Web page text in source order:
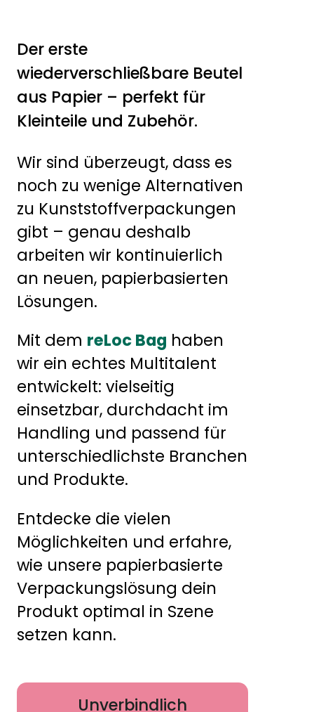
Der erste
wiederverschließbare Beutel
aus Papier – perfekt für
Kleinteile und Zubehör.
Wir sind überzeugt, dass es
noch zu wenige Alternativen
zu Kunststoffverpackungen
gibt – genau deshalb
arbeiten wir kontinuierlich
an neuen, papierbasierten
Lösungen.
Mit dem reLoc Bag haben
wir ein echtes Multitalent
entwickelt: vielseitig
einsetzbar, durchdacht im
Handling und passend für
unterschiedlichste Branchen
und Produkte.
Entdecke die vielen
Möglichkeiten und erfahre,
wie unsere papierbasierte
Verpackungslösung dein
Produkt optimal in Szene
setzen kann.
Unverbindlich